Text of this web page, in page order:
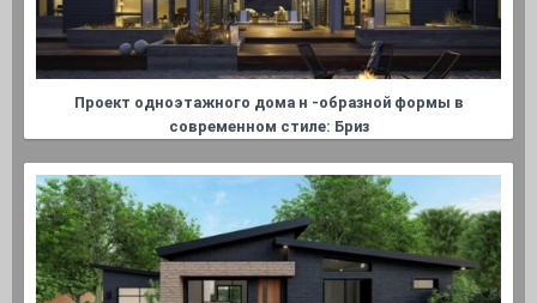
Проект одноэтажного дома н -образной формы в
современном стиле: Бриз